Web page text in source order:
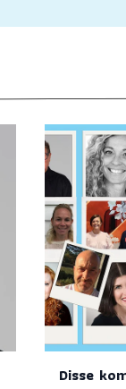
Disse